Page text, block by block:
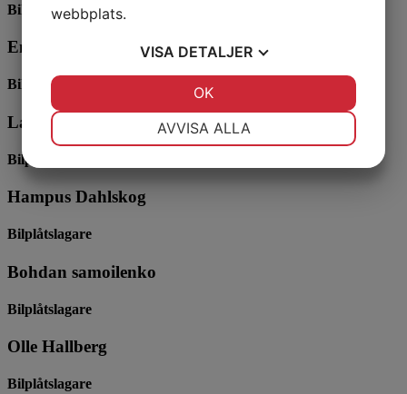
Bilplastreparatör/Mekaniker
Emil Mattsson
Bilplåtslagare
Lars Åsblom
Bilplåtslagare
Hampus Dahlskog
Bilplåtslagare
Bohdan samoilenko
Bilplåtslagare
Olle Hallberg
Bilplåtslagare
webbplats.
VISA DETALJER
AVVISA ALLA
OK